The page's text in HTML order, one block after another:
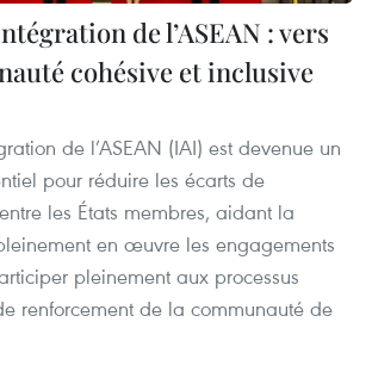
de l’ASEAN : vers
cohésive et inclusive
de l’ASEAN (IAI) est devenue un
pour réduire les écarts de
les États membres, aidant la
en œuvre les engagements
pleinement aux processus
renforcement de la communauté de